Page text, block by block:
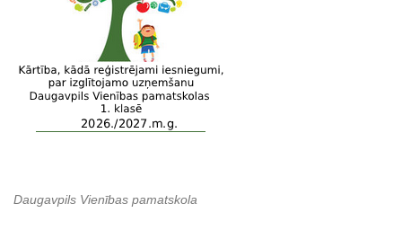
Daugavpils Vienības pamatskola